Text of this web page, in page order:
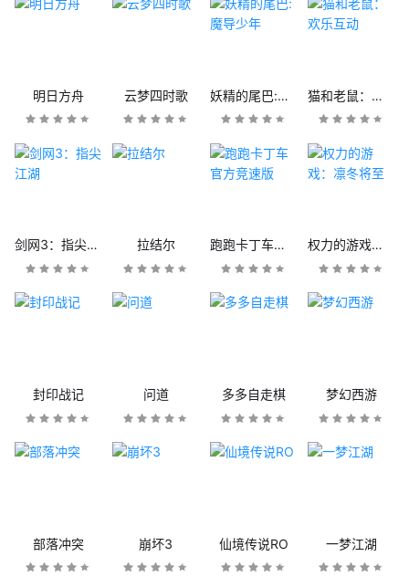
明日方舟 云梦四时歌 妖精的尾巴:魔导少年 猫和老鼠：欢乐互动
剑网3：指尖江湖 拉结尔 跑跑卡丁车官方竞速版 权力的游戏：凛冬将至
封印战记 问道 多多自走棋 梦幻西游
部落冲突 崩坏3 仙境传说RO 一梦江湖